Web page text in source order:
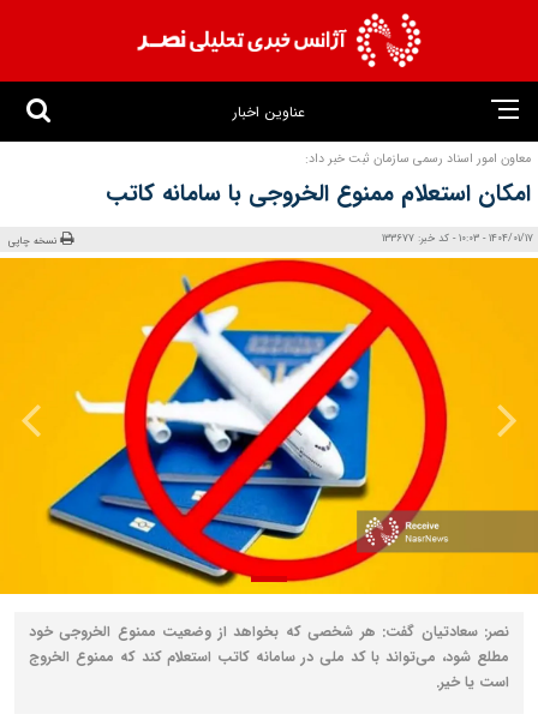
عناوین اخبار
معاون امور اسناد رسمی سازمان ثبت خبر داد:
امکان استعلام ممنوع الخروجی با سامانه کاتب
1404/01/17 - 10:03 - کد خبر: 133677 نسخه چاپی
نصر: سعادتیان گفت: هر شخصی که بخواهد از وضعیت ممنوع الخروجی خود
مطلع شود، می‌تواند با کد ملی در سامانه کاتب استعلام کند که ممنوع الخروج
است یا خیر.